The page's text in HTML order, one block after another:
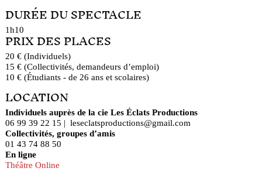
DURÉE DU SPECTACLE
1h10
PRIX DES PLACES
20 € (Individuels)
15 € (Collectivités, demandeurs d’emploi)
10 € (Étudiants - de 26 ans et scolaires)
LOCATION
Individuels auprès de la cie Les Éclats Productions
06 99 39 22 15 | leseclatsproductions@gmail.com
Collectivités, groupes d’amis
01 43 74 88 50
En ligne
Théâtre Online